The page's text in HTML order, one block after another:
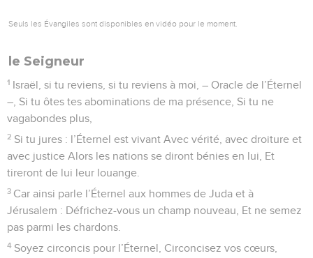
Seuls les Évangiles sont disponibles en vidéo pour le moment.
le Seigneur
1 Israël, si tu reviens, si tu reviens à moi, – Oracle de l’Éternel
–, Si tu ôtes tes abominations de ma présence, Si tu ne
vagabondes plus,
2 Si tu jures : l’Éternel est vivant Avec vérité, avec droiture et
avec justice Alors les nations se diront bénies en lui, Et
tireront de lui leur louange.
3 Car ainsi parle l’Éternel aux hommes de Juda et à
Jérusalem : Défrichez-vous un champ nouveau, Et ne semez
pas parmi les chardons.
4 Soyez circoncis pour l’Éternel, Circoncisez vos cœurs,